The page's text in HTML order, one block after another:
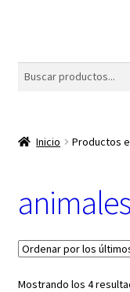
Buscar
Inicio Productos
Mostrando los 4